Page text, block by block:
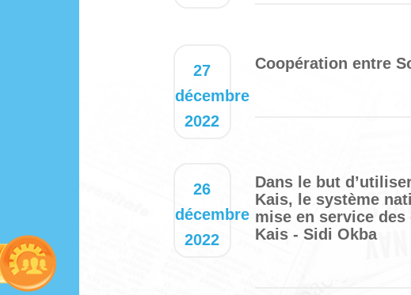
27
décembre
2022
Coopération entre
26
décembre
2022
Dans le but
Kais, le système
mise en service
Kais - Sidi Okba